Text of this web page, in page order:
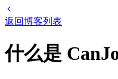
返回博客列表
什么是